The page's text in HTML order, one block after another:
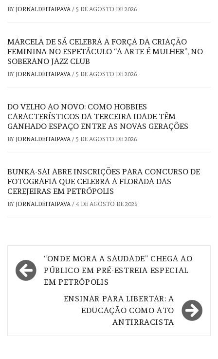
BY JORNALDEITAIPAVA / 5 DE AGOSTO DE 2026
MARCELA DE SÁ CELEBRA A FORÇA DA CRIAÇÃO
FEMININA NO ESPETÁCULO “A ARTE É MULHER”, NO
SOBERANO JAZZ CLUB
BY JORNALDEITAIPAVA / 5 DE AGOSTO DE 2026
DO VELHO AO NOVO: COMO HOBBIES
CARACTERÍSTICOS DA TERCEIRA IDADE TÊM
GANHADO ESPAÇO ENTRE AS NOVAS GERAÇÕES
BY JORNALDEITAIPAVA / 5 DE AGOSTO DE 2026
BUNKA-SAI ABRE INSCRIÇÕES PARA CONCURSO DE
FOTOGRAFIA QUE CELEBRA A FLORADA DAS
CEREJEIRAS EM PETRÓPOLIS
BY JORNALDEITAIPAVA / 4 DE AGOSTO DE 2026
Navegação
de
“ONDE MORA A SAUDADE” CHEGA AO
PÚBLICO EM PRÉ-ESTREIA ESPECIAL
EM PETRÓPOLIS
ENSINAR PARA LIBERTAR: A
EDUCAÇÃO COMO ATO
ANTIRRACISTA